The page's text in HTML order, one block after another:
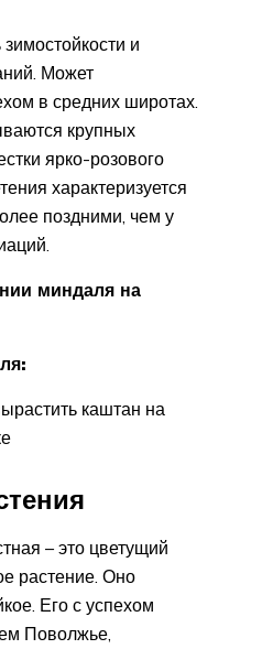
и
Может
в средних широтах.
крупных
ярко-розового
характеризуется
поздними, чем у
миндаля на
каштан на
– это цветущий
растение. Оно
Его с успехом
Поволжье,